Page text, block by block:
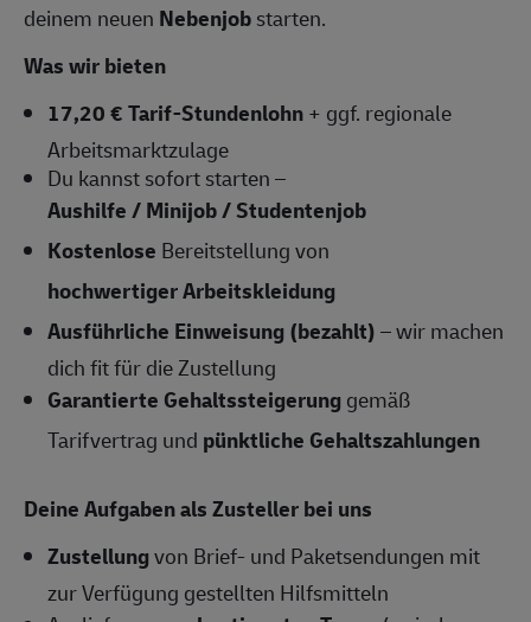
deinem neuen Nebenjobstarten.
Was wir bieten
17,20 € Tarif-Stundenlohn+ ggf. regionale
Arbeitsmarktzulage
Du kannst sofort starten –
Aushilfe / Minijob / Studentenjob
Kostenlose Bereitstellung von
hochwertiger Arbeitskleidung
Ausführliche Einweisung (bezahlt)– wir machen
dich fit für die Zustellung
Garantierte Gehaltssteigerunggemäß
Tarifvertrag und pünktliche Gehaltszahlungen
Deine Aufgaben als Zusteller bei uns
Zustellungvon Brief- und Paketsendungen mit
zur Verfügung gestellten Hilfsmitteln